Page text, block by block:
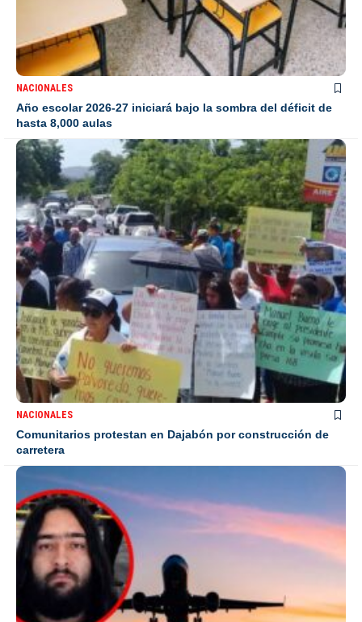
NACIONALES
Año escolar 2026-27 iniciará bajo la sombra del déficit de
hasta 8,000 aulas
NACIONALES
Comunitarios protestan en Dajabón por construcción de
carretera